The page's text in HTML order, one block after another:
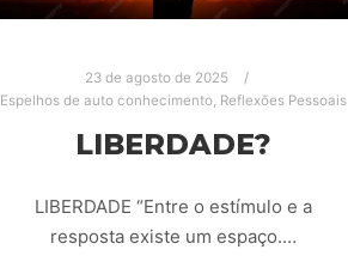
23 de agosto de 2025
Espelhos de auto conhecimento, Reflexões Pessoais
LIBERDADE?
LIBERDADE “Entre o estímulo e a
resposta existe um espaço.…